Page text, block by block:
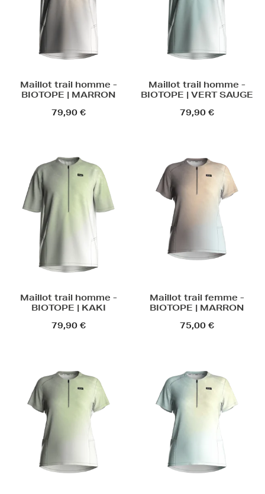
Maillot trail homme -
BIOTOPE | MARRON
79,90 €
Maillot trail homme -
BIOTOPE | VERT SAUGE
79,90 €
Maillot trail homme -
BIOTOPE | KAKI
79,90 €
Maillot trail femme -
BIOTOPE | MARRON
75,00 €